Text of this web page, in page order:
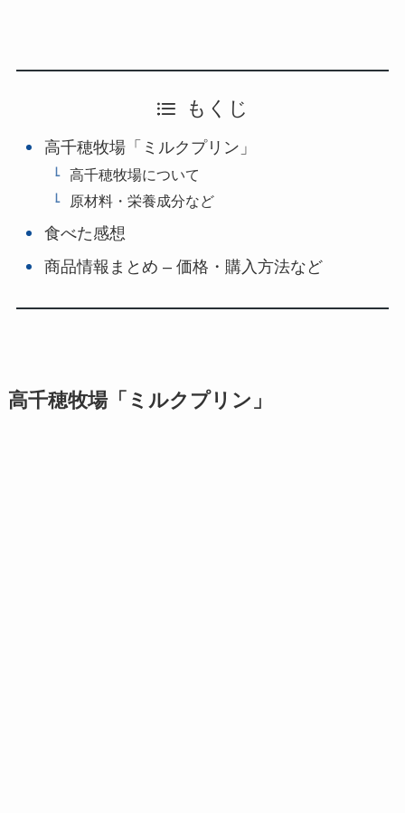
もくじ
高千穂牧場「ミルクプリン」
高千穂牧場について
原材料・栄養成分など
食べた感想
商品情報まとめ – 価格・購入方法など
高千穂牧場「ミルクプリン」